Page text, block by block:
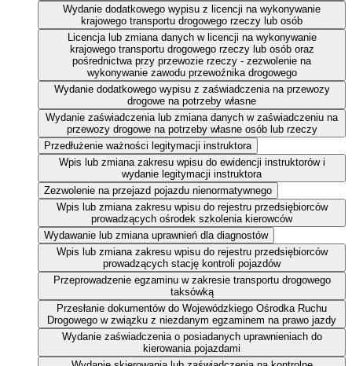
Wydanie dodatkowego wypisu z licencji na wykonywanie
krajowego transportu drogowego rzeczy lub osób
Licencja lub zmiana danych w licencji na wykonywanie
krajowego transportu drogowego rzeczy lub osób oraz
pośrednictwa przy przewozie rzeczy - zezwolenie na
wykonywanie zawodu przewoźnika drogowego
Wydanie dodatkowego wypisu z zaświadczenia na przewozy
drogowe na potrzeby własne
Wydanie zaświadczenia lub zmiana danych w zaświadczeniu na
przewozy drogowe na potrzeby własne osób lub rzeczy
Przedłużenie ważności legitymacji instruktora
Wpis lub zmiana zakresu wpisu do ewidencji instruktorów i
wydanie legitymacji instruktora
Zezwolenie na przejazd pojazdu nienormatywnego
Wpis lub zmiana zakresu wpisu do rejestru przedsiębiorców
prowadzących ośrodek szkolenia kierowców
Wydawanie lub zmiana uprawnień dla diagnostów
Wpis lub zmiana zakresu wpisu do rejestru przedsiębiorców
prowadzących stację kontroli pojazdów
Przeprowadzenie egzaminu w zakresie transportu drogowego
taksówką
Przesłanie dokumentów do Wojewódzkiego Ośrodka Ruchu
Drogowego w związku z niezdanym egzaminem na prawo jazdy
Wydanie zaświadczenia o posiadanych uprawnieniach do
kierowania pojazdami